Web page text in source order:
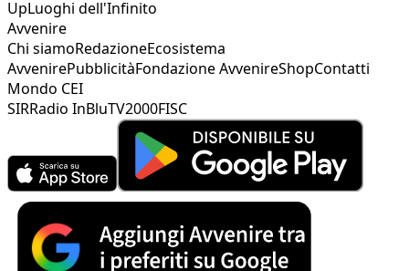
UpLuoghi dell'Infinito
Avvenire
Chi siamoRedazioneEcosistema
AvvenirePubblicitàFondazione AvvenireShopContatti
Mondo CEI
SIRRadio InBluTV2000FISC